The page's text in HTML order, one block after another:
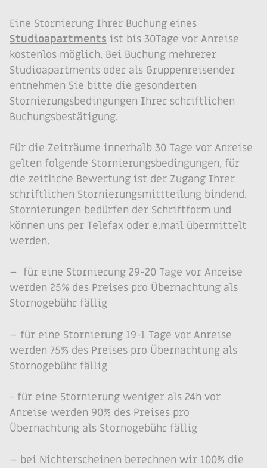
Eine Stornierung Ihrer Buchung eines
Studioapartments ist bis 30Tage vor Anreise
kostenlos möglich. Bei Buchung mehrerer
Studioapartments oder als Gruppenreisender
entnehmen Sie bitte die gesonderten
Stornierungsbedingungen Ihrer schriftlichen
Buchungsbestätigung.
Für die Zeiträume innerhalb 30 Tage vor Anreise
gelten folgende Stornierungsbedingungen, für
die zeitliche Bewertung ist der Zugang Ihrer
schriftlichen Stornierungsmittteilung bindend.
Stornierungen bedürfen der Schriftform und
können uns per Telefax oder e.mail übermittelt
werden.
– für eine Stornierung 29-20 Tage vor Anreise
werden 25% des Preises pro Übernachtung als
Stornogebühr fällig
– für eine Stornierung 19-1 Tage vor Anreise
werden 75% des Preises pro Übernachtung als
Stornogebühr fällig
­- für eine Stornierung weniger als 24h vor
Anreise werden 90% des Preises pro
Übernachtung als Stornogebühr fällig
– bei Nichterscheinen berechnen wir 100% die